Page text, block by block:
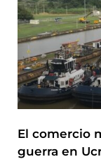
El comercio
guerra en